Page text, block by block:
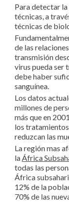
Para detectar
técnicas, a
técnicas de
de las
transmisión
virus pueda ser
debe haber
sanguínea.
Los datos
millones de
más que en
los
reduzcan las
La región mas
laÁfrica
todas las
África
12% de la
70% de las